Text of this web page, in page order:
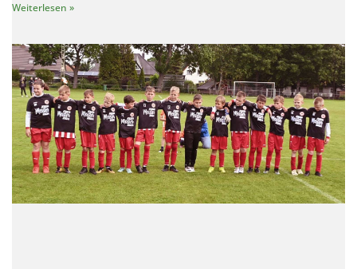
Weiterlesen »